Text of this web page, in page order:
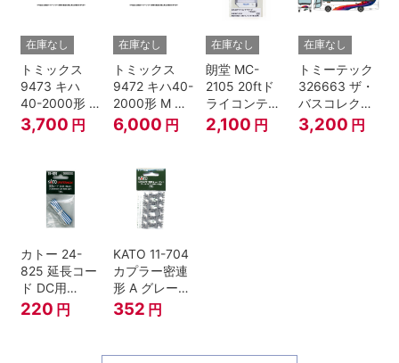
在庫なし
トミックス
9473 キハ
40-2000形 T
Nゲージ
3,700 円
在庫なし
トミックス
9472 キハ40-
2000形 M N
ゲージ
6,000 円
在庫なし
朗堂 MC-
2105 20ftド
ライコンテナ
タイプ
TRANCY
2,100 円
在庫なし
トミーテック
326663 ザ・
バスコレクシ
ョン 西日本鉄
道・九州産交
3,200 円
カトー 24-
825 延長コー
ド DC用
(90cm）
220 円
KATO 11-704
カプラー密連
形 A グレー
(20個入) (ア
ーノルドカプ
352 円